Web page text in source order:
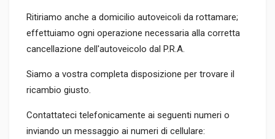
Ritiriamo anche a domicilio autoveicoli da rottamare;
effettuiamo ogni operazione necessaria alla corretta
cancellazione dell'autoveicolo dal P.R.A.
Siamo a vostra completa disposizione per trovare il
ricambio giusto.
Contattateci telefonicamente ai seguenti numeri o
inviando un messaggio ai numeri di cellulare: